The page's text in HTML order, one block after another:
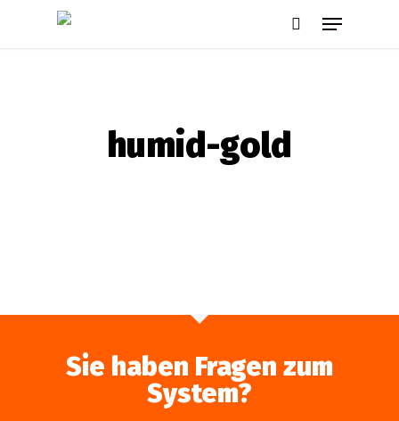
Menu
humid-gold
Sie haben Fragen zum
System?